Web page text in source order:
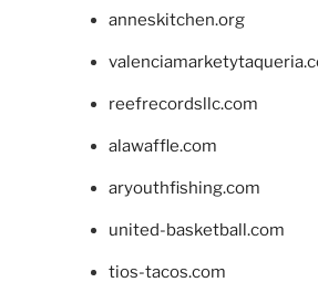
anneskitchen.org
reefrecordsllc.com
alawaffle.com
aryouthfishing.com
united-basketball.com
tios-tacos.com